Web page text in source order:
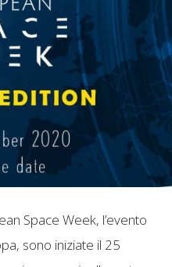
Space Week, l’evento
sono iniziate il 25